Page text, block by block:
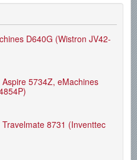
D640G (Wistron JV42-
5734Z, eMachines
8731 (Inventtec